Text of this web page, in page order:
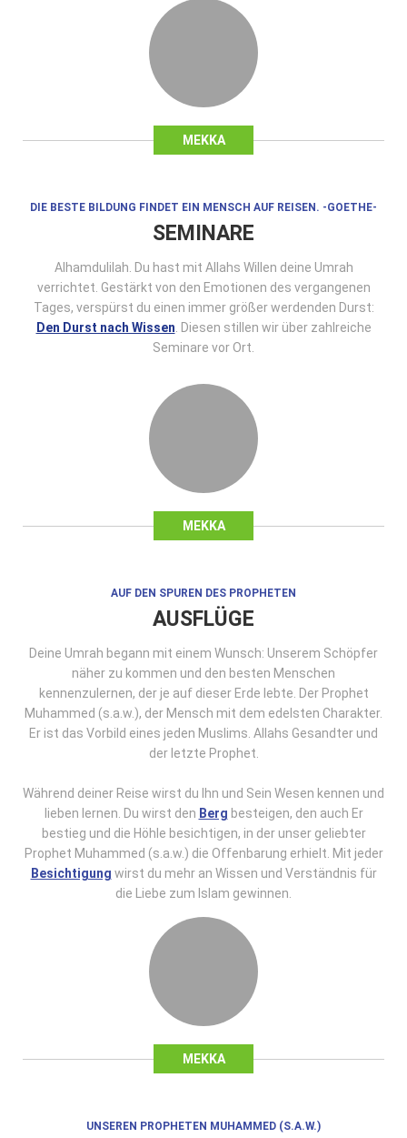
MEKKA
MEKKA
DIE BESTE BILDUNG FINDET EIN MENSCH AUF REISEN. -GOETHE-
SEMINARE
Alhamdulilah. Du hast mit Allahs Willen deine Umrah
verrichtet. Gestärkt von den Emotionen des vergangenen
Tages, verspürst du einen immer größer werdenden Durst:
Den Durst nach Wissen . Diesen stillen wir über zahlreiche
Seminare vor Ort.
MEKKA
AUF DEN SPUREN DES PROPHETEN
AUSFLÜGE
Deine Umrah begann mit einem Wunsch: Unserem Schöpfer
näher zu kommen und den besten Menschen
kennenzulernen, der je auf dieser Erde lebte. Der Prophet
Muhammed (s.a.w.), der Mensch mit dem edelsten Charakter.
Er ist das Vorbild eines jeden Muslims. Allahs Gesandter und
der letzte Prophet.
Während deiner Reise wirst du Ihn und Sein Wesen kennen und
lieben lernen. Du wirst den Berg besteigen, den auch Er
bestieg und die Höhle besichtigen, in der unser geliebter
Prophet Muhammed (s.a.w.) die Offenbarung erhielt. Mit jeder
Besichtigung wirst du mehr an Wissen und Verständnis für
die Liebe zum Islam gewinnen.
UNSEREN PROPHETEN MUHAMMED (S.A.W.)